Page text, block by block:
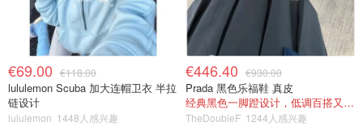
€69.00 €118.00
lululemon Scuba 加大连帽卫衣 半拉
链设计
lululemon 1448人感兴趣
€446.40 €930.00
Prada 黑色乐福鞋 真皮
经典黑色一脚蹬设计，低调百搭又高级
TheDoubleF 1244人感兴趣